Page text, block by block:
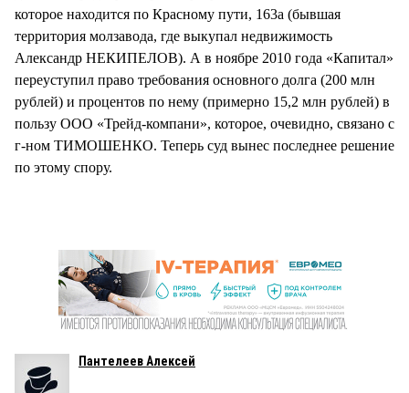
которое находится по Красному пути, 163а (бывшая
территория молзавода, где выкупал недвижимость
Александр НЕКИПЕЛОВ). А в ноябре 2010 года «Капитал»
переуступил право требования основного долга (200 млн
рублей) и процентов по нему (примерно 15,2 млн рублей) в
пользу ООО «Трейд-компани», которое, очевидно, связано с
г-ном ТИМОШЕНКО. Теперь суд вынес последнее решение
по этому спору.
Пантелеев Алексей